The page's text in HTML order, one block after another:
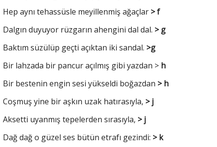
Hep aynı tehassüsle meyillenmiş ağaçlar > f
Dalgın duyuyor rüzgarın ahengini dal dal. > g
Baktım süzülüp geçti açıktan iki sandal. >g
Bir lahzada bir pancur açılmış gibi yazdan > h
Bir bestenin engin sesi yükseldi boğazdan > h
Coşmuş yine bir aşkın uzak hatırasıyla, > j
Aksetti uyanmış tepelerden sırasıyla, > j
Dağ dağ o güzel ses bütün etrafı gezindi: > k